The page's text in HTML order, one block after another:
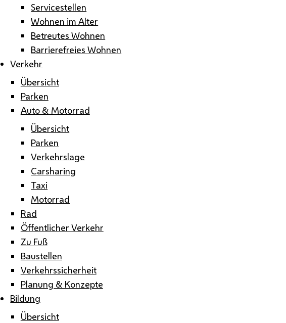
Servicestellen
Wohnen im Alter
Betreutes Wohnen
Barrierefreies Wohnen
Verkehr
Übersicht
Parken
Auto & Motorrad
Übersicht
Parken
Verkehrslage
Carsharing
Taxi
Motorrad
Rad
Öffentlicher Verkehr
Zu Fuß
Baustellen
Verkehrssicherheit
Planung & Konzepte
Bildung
Übersicht